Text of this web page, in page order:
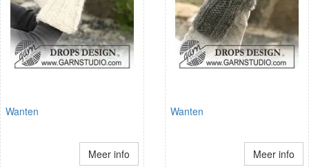
Wanten
Meer info
Wanten
Meer info